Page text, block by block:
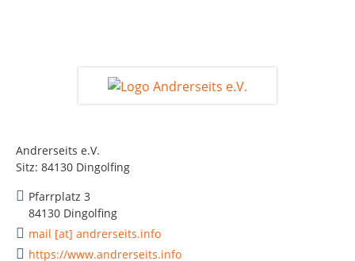
Andrerseits e.V.
Sitz: 84130 Dingolfing
Pfarrplatz 3
84130 Dingolfing
mail [at] andrerseits.info
https://www.andrerseits.info